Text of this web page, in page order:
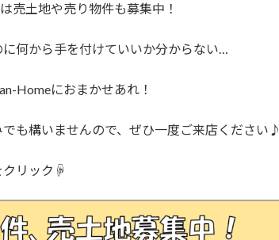
売土地や売り物件も募集中！
何から手を付けていいか分からない…
Homeにおまかせあれ！
も構いませんので、ぜひ一度ご来店ください♪
クリック☟